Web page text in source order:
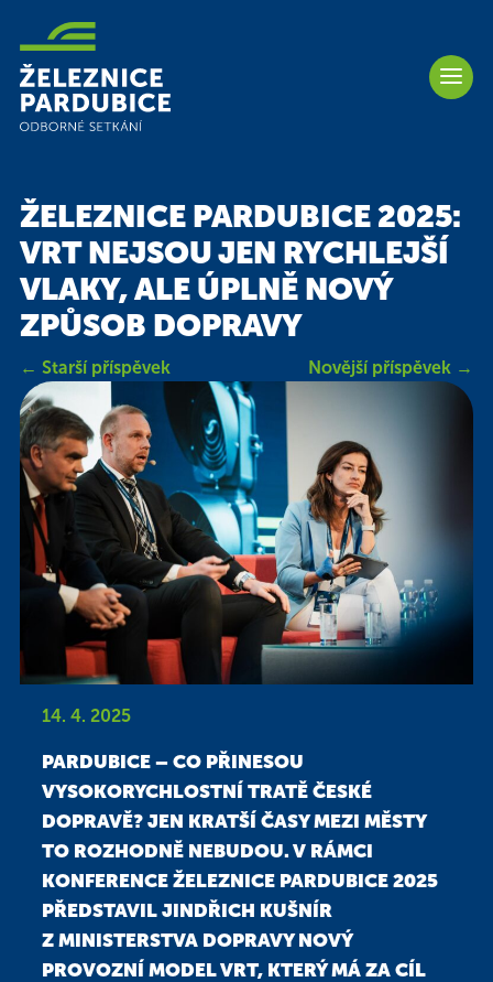
ŽELEZNICE PARDUBICE 2025:
VRT NEJSOU JEN RYCHLEJŠÍ
VLAKY, ALE ÚPLNĚ NOVÝ
ZPŮSOB DOPRAVY
← Starší příspěvek Novější příspěvek →
14. 4. 2025
PARDUBICE – CO PŘINESOU
VYSOKORYCHLOSTNÍ TRATĚ ČESKÉ
DOPRAVĚ? JEN KRATŠÍ ČASY MEZI MĚSTY
TO ROZHODNĚ NEBUDOU. V RÁMCI
KONFERENCE ŽELEZNICE PARDUBICE 2025
PŘEDSTAVIL JINDŘICH KUŠNÍR
Z MINISTERSTVA DOPRAVY NOVÝ
PROVOZNÍ MODEL VRT, KTERÝ MÁ ZA CÍL